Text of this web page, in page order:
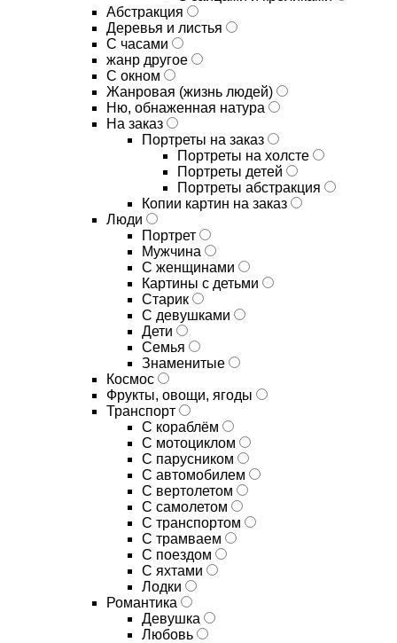
Абстракция
Деревья и листья
С часами
жанр другое
С окном
Жанровая (жизнь людей)
Ню, обнаженная натура
На заказ
Портреты на заказ
Портреты на холсте
Портреты детей
Портреты абстракция
Копии картин на заказ
Люди
Портрет
Мужчина
С женщинами
Картины с детьми
Старик
С девушками
Дети
Семья
Знаменитые
Космос
Фрукты, овощи, ягоды
Транспорт
С кораблём
С мотоциклом
С парусником
С автомобилем
С вертолетом
С самолетом
С транспортом
С трамваем
С поездом
С яхтами
Лодки
Романтика
Девушка
Любовь